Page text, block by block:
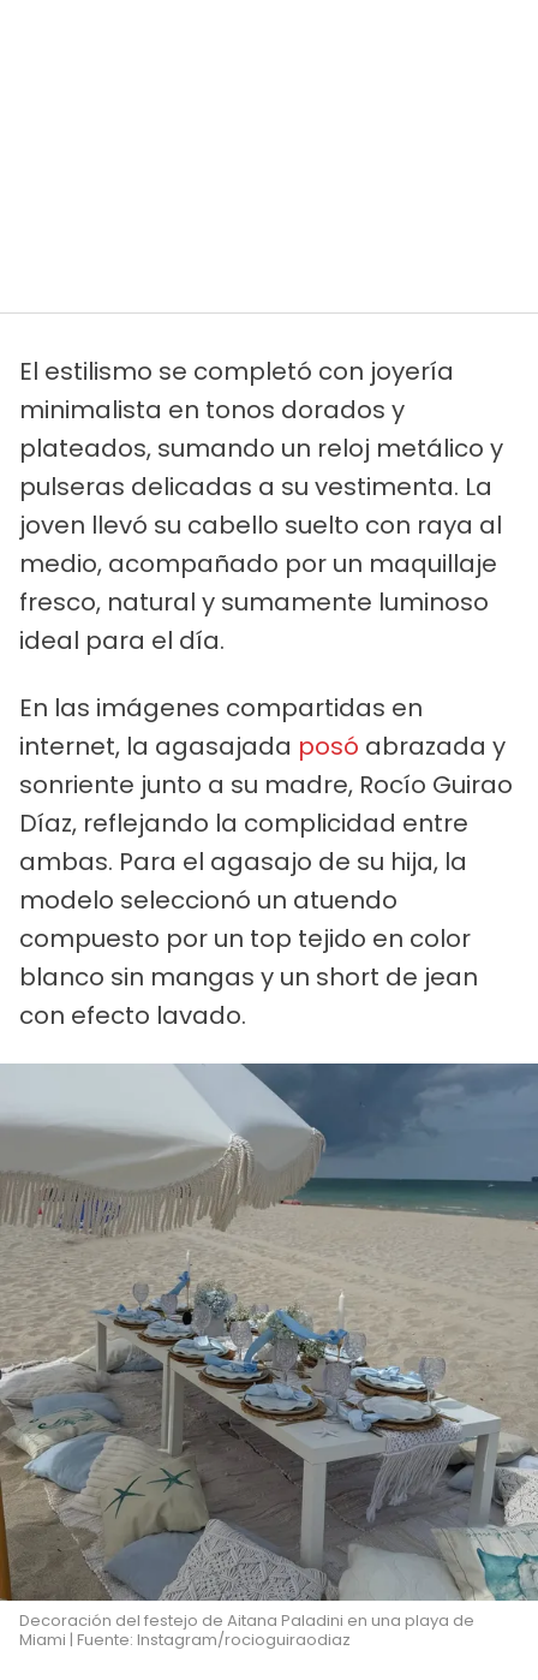
El estilismo se completó con joyería
minimalista en tonos dorados y
plateados, sumando un reloj metálico y
pulseras delicadas a su vestimenta. La
joven llevó su cabello suelto con raya al
medio, acompañado por un maquillaje
fresco, natural y sumamente luminoso
ideal para el día.
En las imágenes compartidas en
internet, la agasajada posó abrazada y
sonriente junto a su madre, Rocío Guirao
Díaz, reflejando la complicidad entre
ambas. Para el agasajo de su hija, la
modelo seleccionó un atuendo
compuesto por un top tejido en color
blanco sin mangas y un short de jean
con efecto lavado.
Decoración del festejo de Aitana Paladini en una playa de
Miami | Fuente: Instagram/rocioguiraodiaz